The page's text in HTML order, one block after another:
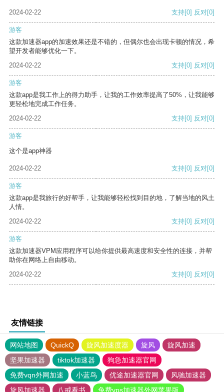
2024-02-22 支持[0] 反对[0]
游客
这款加速器app的加速效果还是不错的，但偶尔也会出现卡顿的情况，希
望开发者能够优化一下。
2024-02-22
支持[0] 反对[0]
游客
这款app是我工作上的得力助手，让我的工作效率提高了50%，让我能够
更轻松地完成工作任务。
2024-02-22
支持[0] 反对[0]
游客
这个是app神器
2024-02-22 支持[0] 反对[0]
游客
这款app是我旅行的好帮手，让我能够轻松找到目的地，了解当地的风土
人情。
2024-02-22
支持[0] 反对[0]
游客
这款加速器VPM应用程序可以给你提供最高速度和安全性的连接，并帮
助你在网络上自由移动。
2024-02-22
支持[0] 反对[0]
友情链接
网站地图 QuickQ 旋风加速度器 旋风
旋风加速
坚果加速器
tiktok加速器
狗急加速器官网
免费vqn外网加速
小蓝鸟 优途加速器官网
风驰加速器
旋风加速器
八戒看书 免费vps加速器外网苹果版